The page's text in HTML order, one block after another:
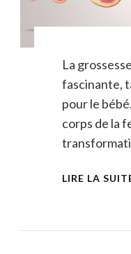
La
fascinante,
pour le
corps de la
LIRE LA